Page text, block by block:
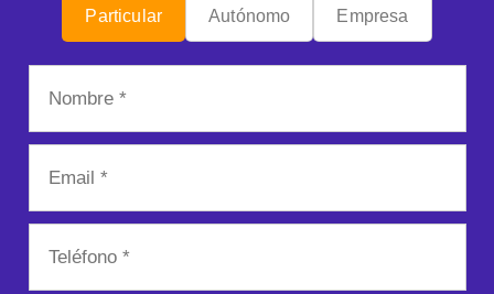
Particular Autónomo Empresa